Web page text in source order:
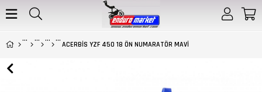
ACERBİS YZF 450 18 ÖN NUMARATÖR MAVİ